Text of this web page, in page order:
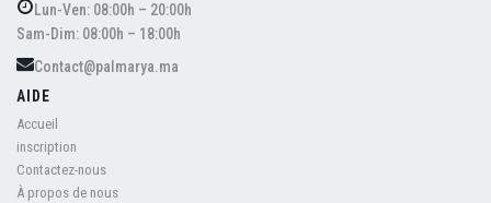
Lun-Ven: 08:00h – 20:00h
Sam-Dim: 08:00h – 18:00h
Contact@palmarya.ma
AIDE
Accueil
inscription
Contactez-nous
À propos de nous